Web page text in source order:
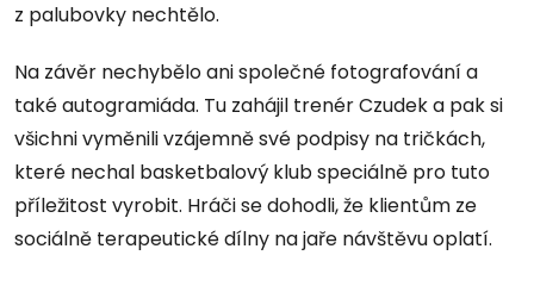
z palubovky nechtělo.
Na závěr nechybělo ani společné fotografování a
také autogramiáda. Tu zahájil trenér Czudek a pak si
všichni vyměnili vzájemně své podpisy na tričkách,
které nechal basketbalový klub speciálně pro tuto
příležitost vyrobit. Hráči se dohodli, že klientům ze
sociálně terapeutické dílny na jaře návštěvu oplatí.